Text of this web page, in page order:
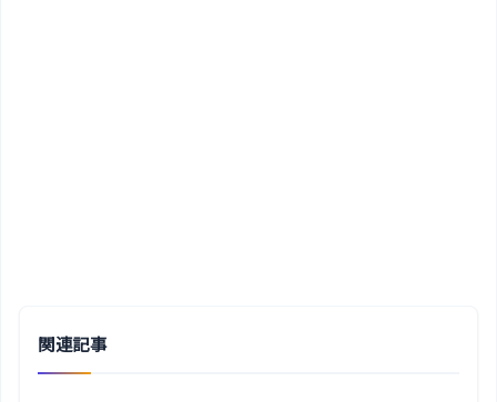
関連記事